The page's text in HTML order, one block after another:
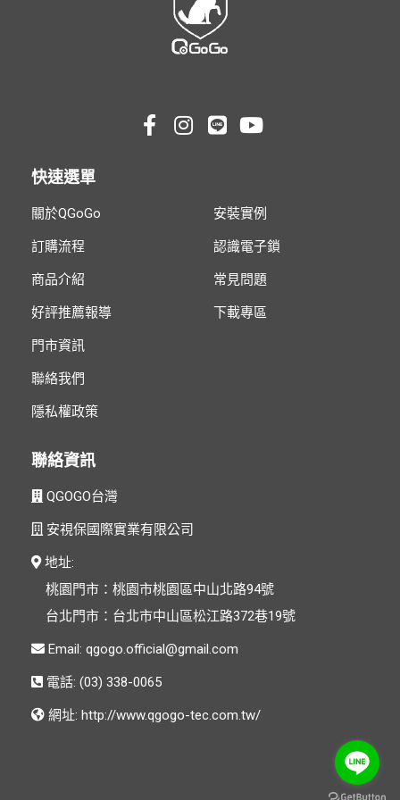
快速選單
關於QGoGo
訂購流程
商品介紹
好評推薦報導
門市資訊
聯絡我們
隱私權政策
安裝實例
認識電子鎖
常見問題
下載專區
聯絡資訊
QGOGO台灣
安視保國際實業有限公司
地址:
桃園門市：桃園市桃園區中山北路94號
台北門市：台北市中山區松江路372巷19號
Email:
電話: (03) 338-0065
網址: http://www.qgogo-tec.com.tw/